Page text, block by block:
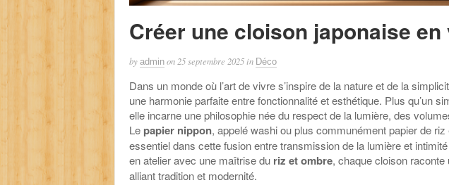
Créer une cloison japonaise
by admin on25 septembre 2025in Déco
Dans un monde où l’art de vivre s’inspire de la nature et de la
une harmonie parfaite entre fonctionnalité et esthétique. Plus qu’un
elle incarne une philosophie née du respect de la lumière, des
Le papier nippon, appelé washi ou plus communément papier de
essentiel dans cette fusion entre transmission de la lumière et
en atelier avec une maîtrise du riz et ombre, chaque cloison
alliant tradition et modernité.